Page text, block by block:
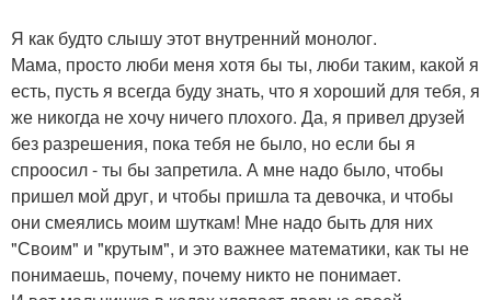
Я как будто слышу этот внутренний монолог.
Мама, просто люби меня хотя бы ты, люби таким, какой я
есть, пусть я всегда буду знать, что я хороший для тебя, я
же никогда не хочу ничего плохого. Да, я привел друзей
без разрешения, пока тебя не было, но если бы я
спроосил - ты бы запретила. А мне надо было, чтобы
пришел мой друг, и чтобы пришла та девочка, и чтобы
они смеялись моим шуткам! Мне надо быть для них
"Своим" и "крутым", и это важнее математики, как ты не
понимаешь, почему, почему никто не понимает.